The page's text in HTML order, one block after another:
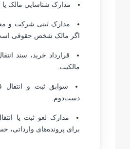
مدارک شناسایی مالک یا
مدارک ثبتی شرکت و
اگر مالک شخص حقوقی
قرارداد خرید، سند
مالکیت.
سوابق ثبت و انتقال
دست‌دوم.
مدارک لغو ثبت یا
برای پرونده‌های وارداتی،